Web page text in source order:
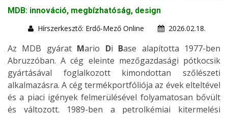
MDB: innováció, megbízhatóság, design
Hírszerkesztő: Erdő-Mező Online
2026.02.18.
Az MDB gyárat Mario Di Base alapította 1977-ben
Abruzzóban. A cég eleinte mezőgazdasági pótkocsik
gyártásával foglalkozott kimondottan szőlészeti
alkalmazásra. A cég termékportfóliója az évek elteltével
és a piaci igények felmerülésével folyamatosan bővült
és változott. 1989-ben a petrolkémiai kitermelési